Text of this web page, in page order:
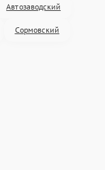
Автозаводский
Сормовский